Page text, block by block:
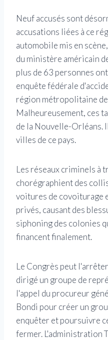
Neuf accusés sont
accusations liées à ce
automobile mis en
du ministère américain
plus de 63 personnes
enquête fédérale
région métropolitaine
Malheureusement, ces
de la Nouvelle-Orléans.
villes de ce pays.
Les réseaux criminels à
chorégraphient des
voitures de covoiturage
privés, causant des
siphoning des colonies
financent finalement.
Le Congrès peut
dirigé un groupe de
l'appel du procureur
Bondi pour créer un
enquêter et poursuivre
fermer. L'administration